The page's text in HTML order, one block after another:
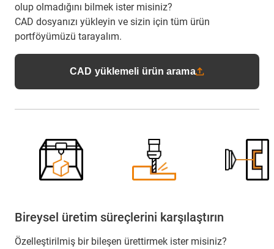
olup olmadığını bilmek ister misiniz?
CAD dosyanızı yükleyin ve sizin için tüm ürün
portföyümüzü tarayalım.
CAD yüklemeli ürün arama
Bireysel üretim süreçlerini karşılaştırın
Özelleştirilmiş bir bileşen ürettirmek ister misiniz?